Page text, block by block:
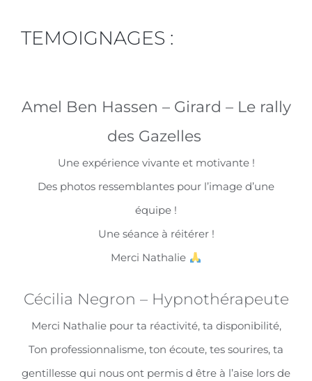
TEMOIGNAGES :
Amel Ben Hassen – Girard – Le rally
des Gazelles
Une expérience vivante et motivante !
Des photos ressemblantes pour l’image d’une
équipe !
Une séance à réitérer !
Merci Nathalie
Cécilia Negron – Hypnothérapeute
Merci Nathalie pour ta réactivité, ta disponibilité,
Ton professionnalisme, ton écoute, tes sourires, ta
gentillesse qui nous ont permis d être à l’aise lors de